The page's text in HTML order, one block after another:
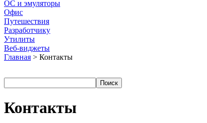
ОС и эмуляторы
Офис
Путешествия
Разработчику
Утилиты
Веб-виджеты
Главная > Контакты
Контакты